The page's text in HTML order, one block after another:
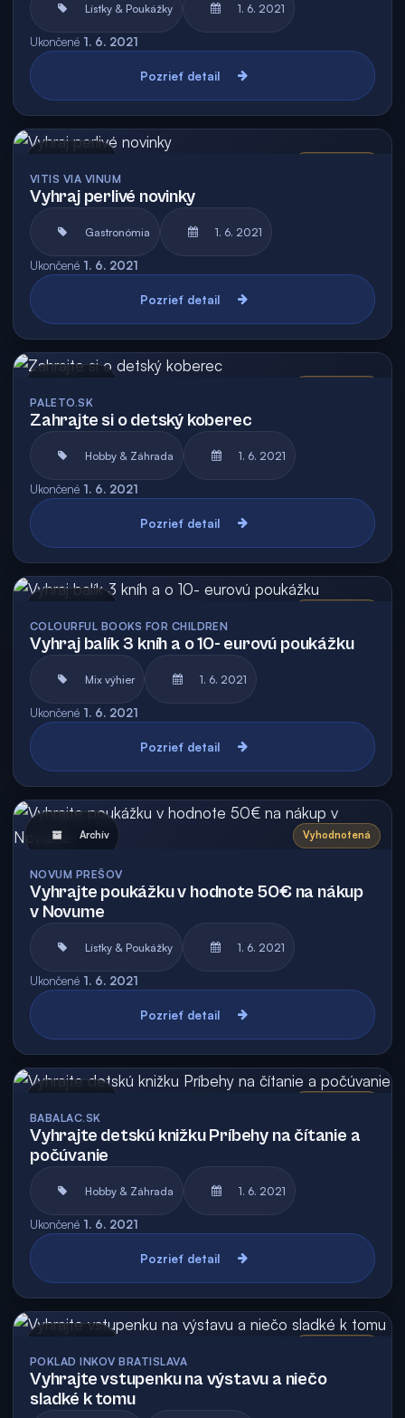
Lístky & Poukážky 1. 6. 2021
Ukončené 1. 6. 2021
Pozrieť detail
VITIS VIA VINUM
Vyhraj perlivé novinky
Gastronómia 1. 6. 2021
Ukončené 1. 6. 2021
Pozrieť detail
PALETO.SK
Zahrajte si o detský koberec
Hobby & Záhrada 1. 6. 2021
Ukončené 1. 6. 2021
Pozrieť detail
COLOURFUL BOOKS FOR CHILDREN
Vyhraj balík 3 kníh a o 10- eurovú poukážku
Mix výhier 1. 6. 2021
Ukončené 1. 6. 2021
Pozrieť detail
Archív Vyhodnotená
NOVUM PREŠOV
Vyhrajte poukážku v hodnote 50€ na nákup
v Novume
Lístky & Poukážky 1. 6. 2021
Ukončené 1. 6. 2021
Pozrieť detail
BABALAC.SK
Vyhrajte detskú knižku Príbehy na čítanie a
počúvanie
Hobby & Záhrada 1. 6. 2021
Ukončené 1. 6. 2021
Pozrieť detail
POKLAD INKOV BRATISLAVA
Vyhrajte vstupenku na výstavu a niečo
sladké k tomu